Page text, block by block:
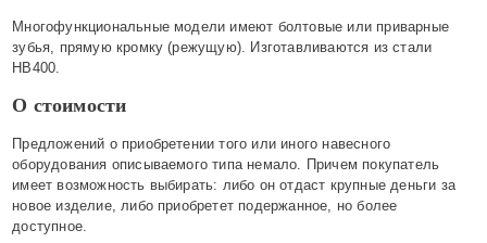
Многофункциональные модели имеют болтовые или приварные
зубья, прямую кромку (режущую). Изготавливаются из стали
НВ400.
О стоимости
Предложений о приобретении того или иного навесного
оборудования описываемого типа немало. Причем покупатель
имеет возможность выбирать: либо он отдаст крупные деньги за
новое изделие, либо приобретет подержанное, но более
доступное.